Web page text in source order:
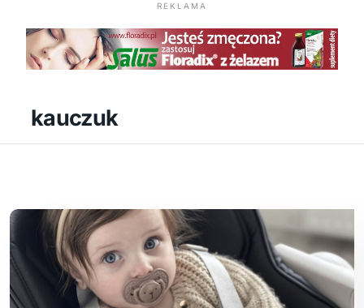
REKLAMA
kauczuk